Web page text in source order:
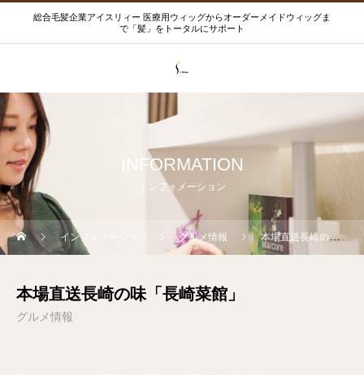
総合毛髪企業アイスリィー 医療用ウィッグからオーダーメイドウィッグま
で「髪」をトータルにサポート
INFORMATION
インフォメーション
インフォメーション グルメ情報 本場直送長崎の味「長崎菜館」
本場直送長崎の味「長崎菜館」
グルメ情報